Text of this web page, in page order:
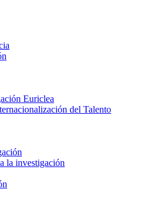
Euriclea
del Talento
la investigación